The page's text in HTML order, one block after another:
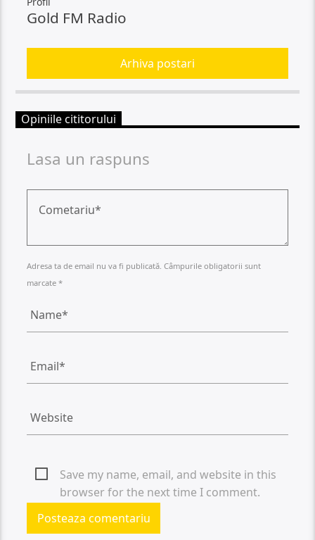
Gold FM Radio
Arhiva postari
Opiniile cititorului
Lasa un raspuns
Adresa ta de email nu va fi publicată. Câmpurile obligatorii sunt
marcate *
Save my name, email, and website in this
browser for the next time I comment.